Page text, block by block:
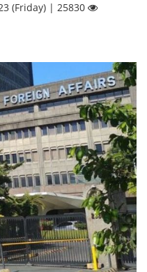
(Friday) | 25830